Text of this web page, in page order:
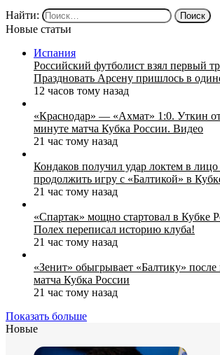
Найти:
Новые статьи
Испания
Российский футболист взял первый
Праздновать Арсену пришлось в
12 часов тому назад
«Краснодар» — «Ахмат» 1:0. Уткин
минуте матча Кубка России. Видео
21 час тому назад
Кондаков получил удар локтем в
продолжить игру с «Балтикой» в
21 час тому назад
«Спартак» мощно стартовал в Кубке
Полех переписал историю клуба!
21 час тому назад
«Зенит» обыгрывает «Балтику» после
матча Кубка России
21 час тому назад
Показать больше
Новые